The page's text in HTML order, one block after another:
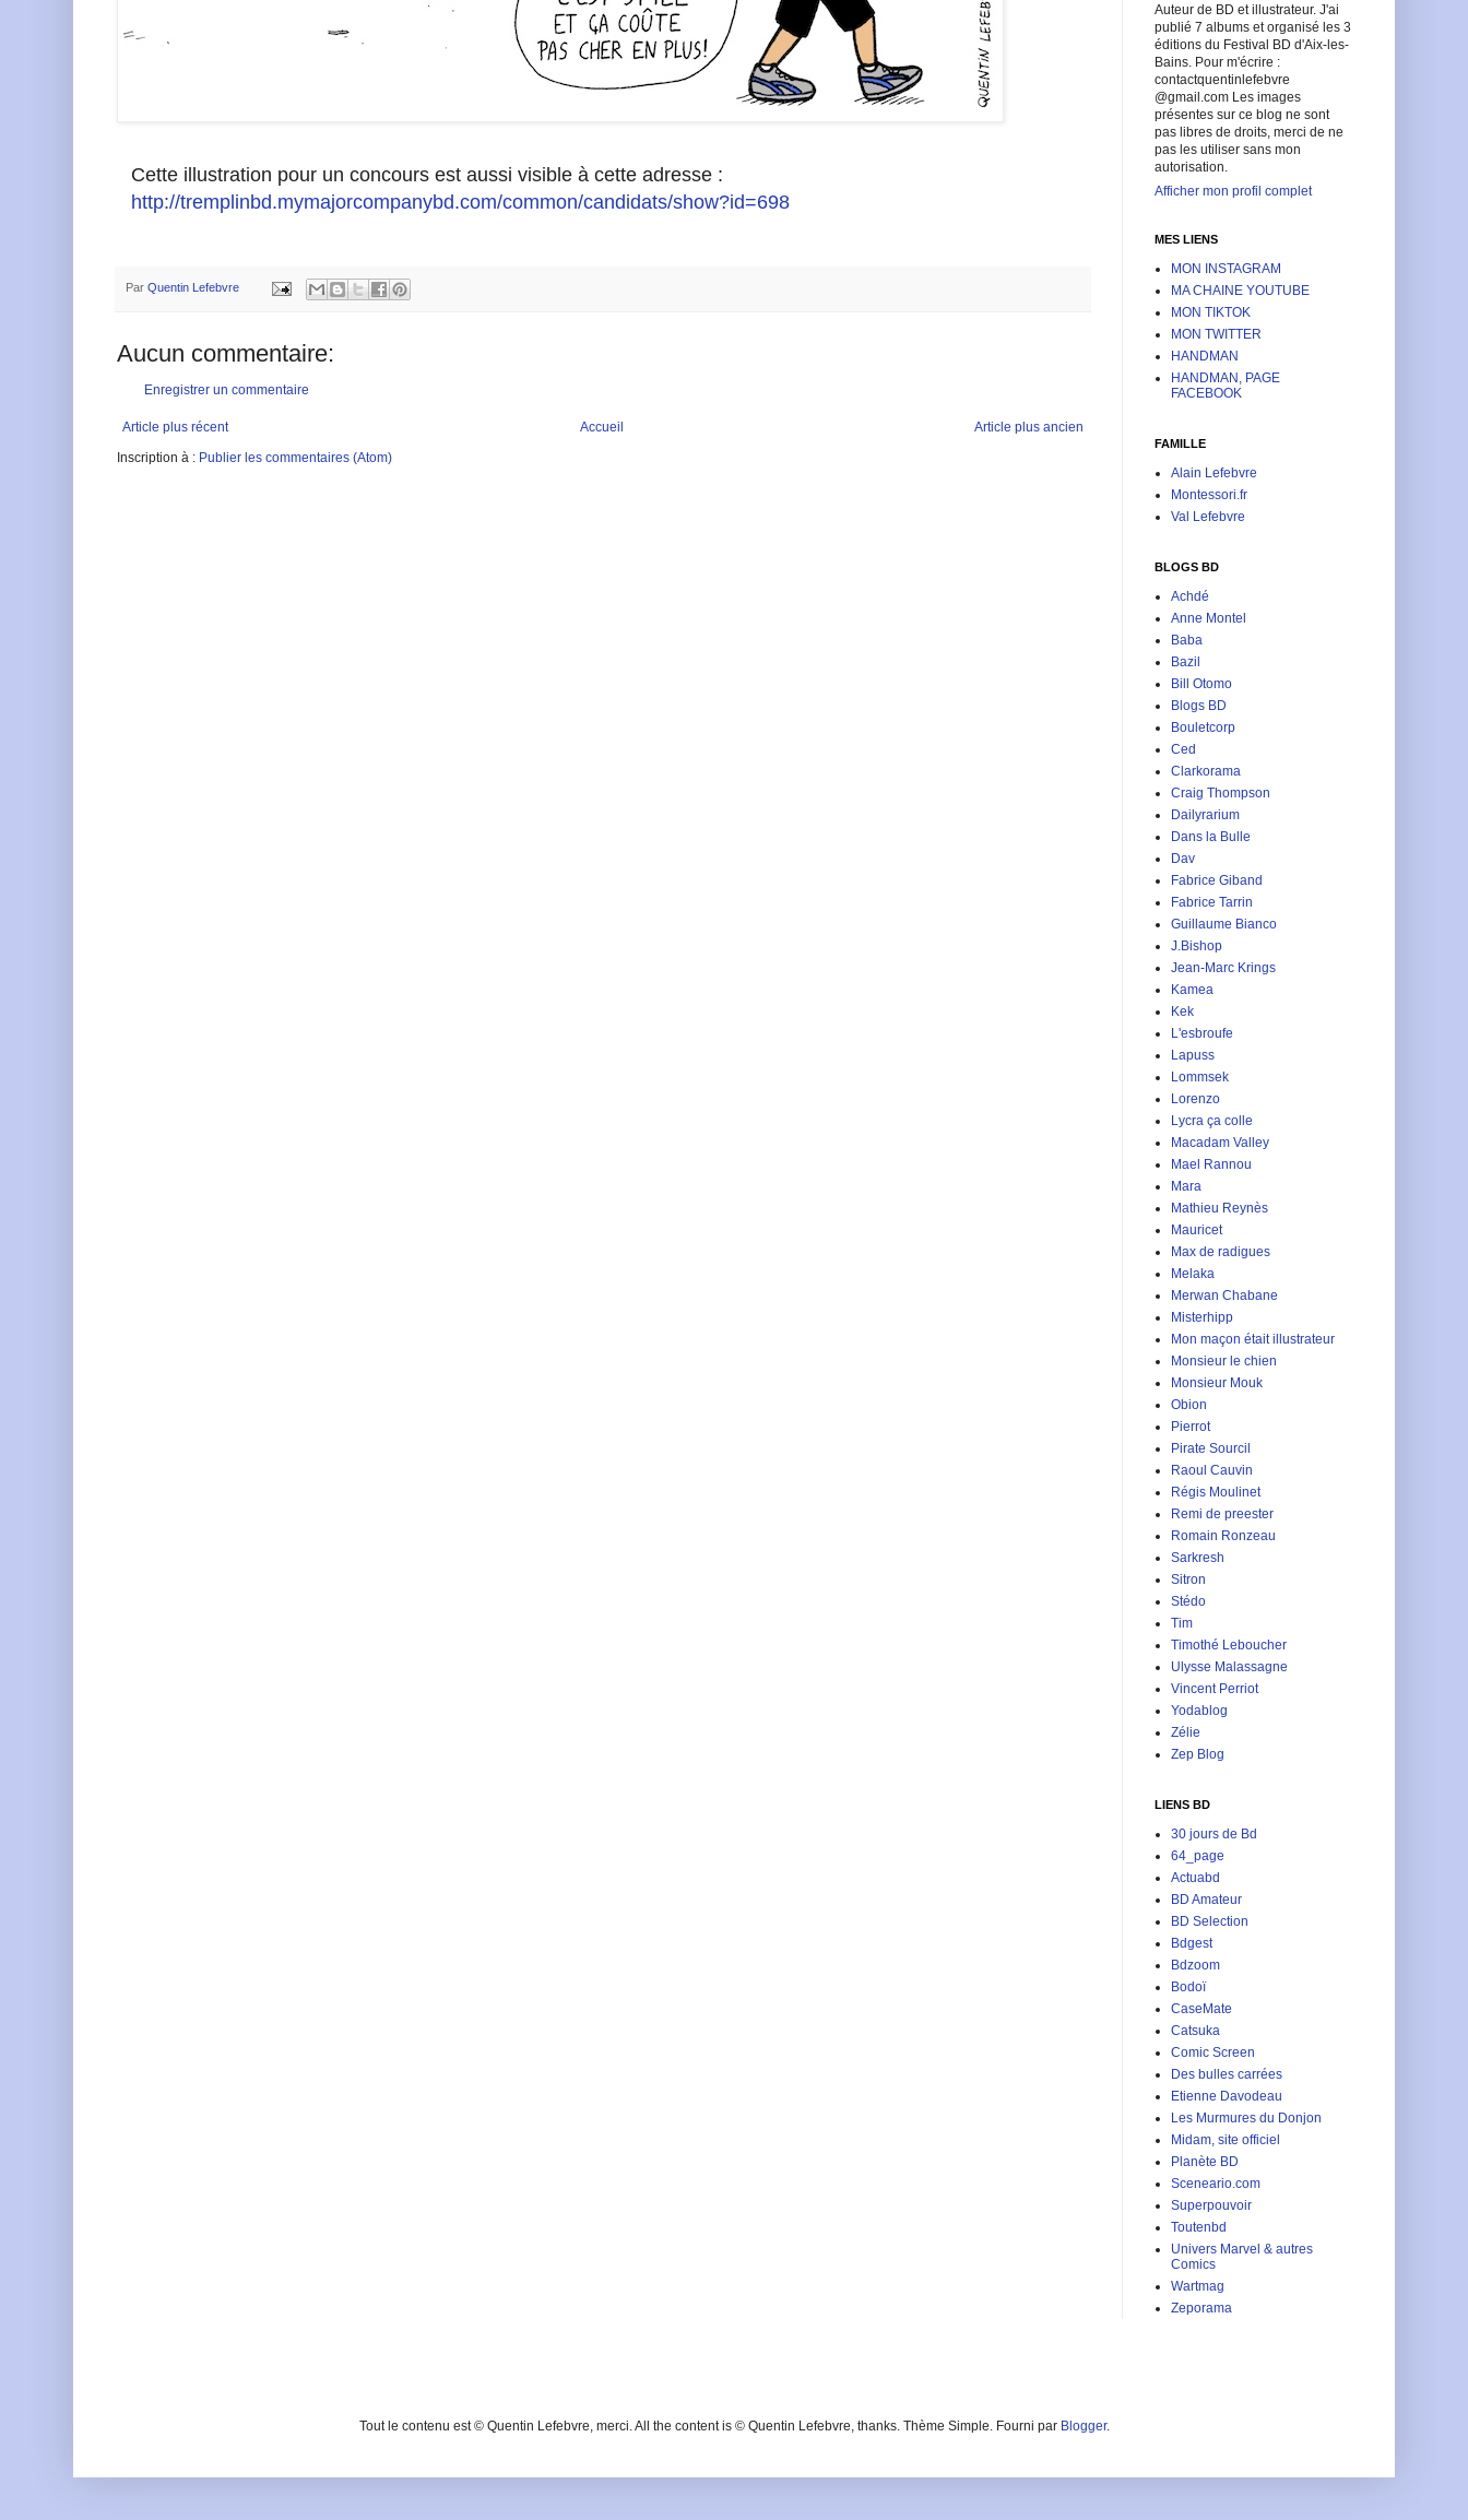
Cette illustration pour un concours est aussi visible à cette adresse :
http://tremplinbd.mymajorcompanybd.com/common/candidats/show?id=698
Par Quentin Lefebvre
Aucun commentaire:
Enregistrer un commentaire
Article plus récent Article plus ancien
Accueil
Inscription à : Publier les commentaires (Atom)
Auteur de BD et illustrateur. J'ai
publié 7 albums et organisé les 3
éditions du Festival BD d'Aix-les-
Bains. Pour m'écrire :
contactquentinlefebvre
@gmail.com Les images
présentes sur ce blog ne sont
pas libres de droits, merci de ne
pas les utiliser sans mon
autorisation.
Afficher mon profil complet
MES LIENS
MON INSTAGRAM
MA CHAINE YOUTUBE
MON TIKTOK
MON TWITTER
HANDMAN
HANDMAN, PAGE
FACEBOOK
FAMILLE
Alain Lefebvre
Montessori.fr
Val Lefebvre
BLOGS BD
Achdé
Anne Montel
Baba
Bazil
Bill Otomo
Blogs BD
Bouletcorp
Ced
Clarkorama
Craig Thompson
Dailyrarium
Dans la Bulle
Dav
Fabrice Giband
Fabrice Tarrin
Guillaume Bianco
J.Bishop
Jean-Marc Krings
Kamea
Kek
L'esbroufe
Lapuss
Lommsek
Lorenzo
Lycra ça colle
Macadam Valley
Mael Rannou
Mara
Mathieu Reynès
Mauricet
Max de radigues
Melaka
Merwan Chabane
Misterhipp
Mon maçon était illustrateur
Monsieur le chien
Monsieur Mouk
Obion
Pierrot
Pirate Sourcil
Raoul Cauvin
Régis Moulinet
Remi de preester
Romain Ronzeau
Sarkresh
Sitron
Stédo
Tim
Timothé Leboucher
Ulysse Malassagne
Vincent Perriot
Yodablog
Zélie
Zep Blog
LIENS BD
30 jours de Bd
64_page
Actuabd
BD Amateur
BD Selection
Bdgest
Bdzoom
Bodoï
CaseMate
Catsuka
Comic Screen
Des bulles carrées
Etienne Davodeau
Les Murmures du Donjon
Midam, site officiel
Planète BD
Sceneario.com
Superpouvoir
Toutenbd
Univers Marvel & autres
Comics
Wartmag
Zeporama
Tout le contenu est © Quentin Lefebvre, merci. All the content is © Quentin Lefebvre, thanks. Thème Simple. Fourni par Blogger.